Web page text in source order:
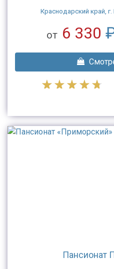
Краснодарский край, г.
от 6 330
Пансионат